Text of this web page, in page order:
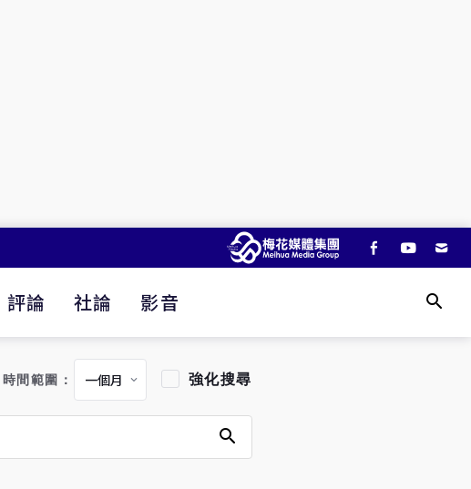
評論 社論 影音
時間範圍： 強化搜尋